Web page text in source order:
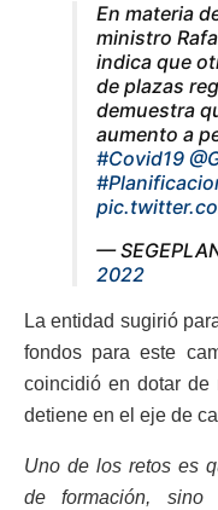
En materia
ministro
indica que
de plazas
demuestra
aumento a
#Covid19
—
2022
La entidad sugirió
fondos para este
coincidió en dotar de
detiene en el eje de
Uno de los retos es
de formación,